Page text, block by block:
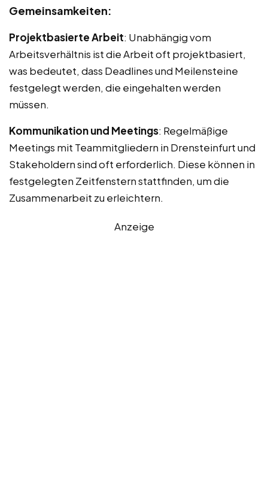
Gemeinsamkeiten:
Projektbasierte Arbeit: Unabhängig vom
Arbeitsverhältnis ist die Arbeit oft projektbasiert,
was bedeutet, dass Deadlines und Meilensteine
festgelegt werden, die eingehalten werden
müssen.
Kommunikation und Meetings: Regelmäßige
Meetings mit Teammitgliedern in Drensteinfurt und
Stakeholdern sind oft erforderlich. Diese können in
festgelegten Zeitfenstern stattfinden, um die
Zusammenarbeit zu erleichtern.
Anzeige